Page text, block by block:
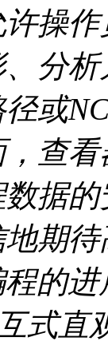
操
分
或
查
据
期
程的
式直